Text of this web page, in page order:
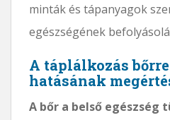
minták és tápanyagok
egészségének
A táplálkozás
hatásának
A bőr a belső egészség